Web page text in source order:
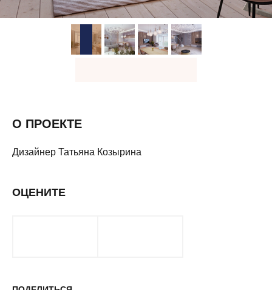
О ПРОЕКТЕ
Дизайнер Татьяна Козырина
ОЦЕНИТЕ